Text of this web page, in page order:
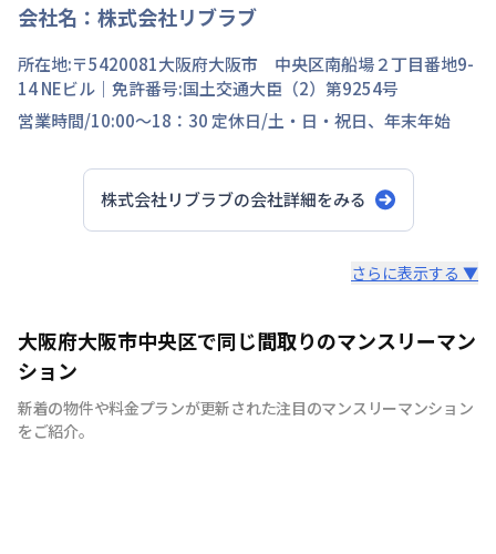
会社名： 株式会社リブラブ
所在地:〒5420081大阪府大阪市 中央区南船場２丁目番地9-
14 NEビル ｜免許番号:国土交通大臣（2）第9254号
営業時間/10:00～18：30 定休日/土・日・祝日、年末年始
株式会社リブラブの会社詳細をみる
安心の日商エステムグループ｜創業30年以上の歴史を誇
る不動産のプロだからこそ、確かな実績があります。
さらに表示する ▼
大阪府大阪市中央区で同じ間取りのマンスリーマン
ション
新着の物件や料金プランが更新された注目のマンスリーマンション
をご紹介。